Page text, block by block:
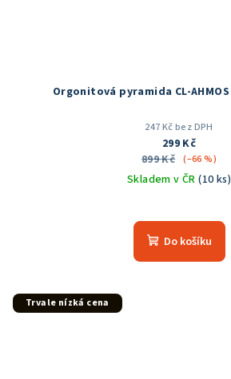
Orgonitová pyramida CL-AHMOS
247 Kč bez DPH
299 Kč
899 Kč (–66 %)
Skladem v ČR(10 ks)
hodnocení
produktu
Do košíku
Trvale nízká cena